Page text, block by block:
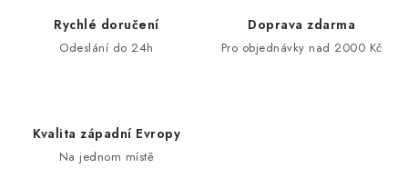
Rychlé doručení
Odeslání do 24h
Doprava zdarma
Pro objednávky nad 2000 Kč
Kvalita západní Evropy
Na jednom místě